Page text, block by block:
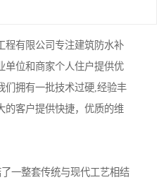
程有限公司专注建筑防水补
单位和商家个人住户提供优
们拥有一批技术过硬,经验丰
的客户提供快捷，优质的维
一整套传统与现代工艺相结